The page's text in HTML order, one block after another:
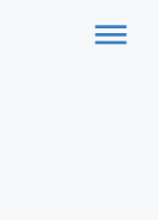
dehaze